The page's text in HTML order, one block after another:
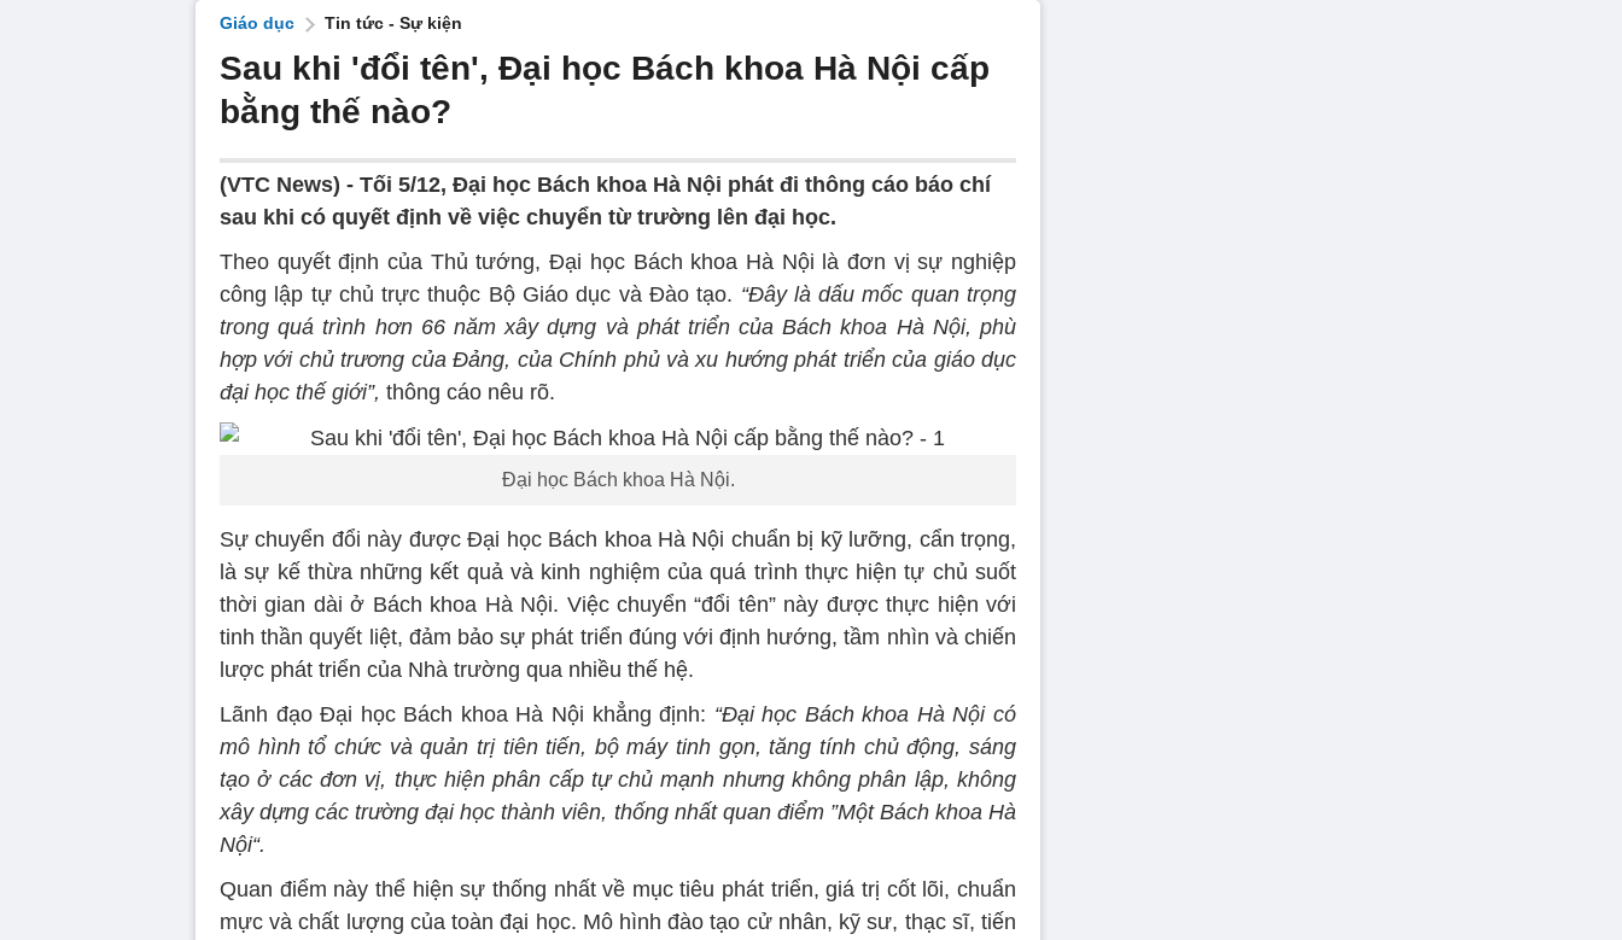
Giáo dục Tin tức - Sự kiện
Sau khi 'đổi tên', Đại học Bách khoa Hà Nội cấp
bằng thế nào?
(VTC News) - Tối 5/12, Đại học Bách khoa Hà Nội phát đi thông cáo báo chí
sau khi có quyết định về việc chuyển từ trường lên đại học.
Theo quyết định của Thủ tướng, Đại học Bách khoa Hà Nội là đơn vị sự nghiệp
công lập tự chủ trực thuộc Bộ Giáo dục và Đào tạo. “Đây là dấu mốc quan trọng
trong quá trình hơn 66 năm xây dựng và phát triển của Bách khoa Hà Nội, phù
hợp với chủ trương của Đảng, của Chính phủ và xu hướng phát triển của giáo dục
đại học thế giới”, thông cáo nêu rõ.
Đại học Bách khoa Hà Nội.
Sự chuyển đổi này được Đại học Bách khoa Hà Nội chuẩn bị kỹ lưỡng, cẩn trọng,
là sự kế thừa những kết quả và kinh nghiệm của quá trình thực hiện tự chủ suốt
thời gian dài ở Bách khoa Hà Nội. Việc chuyển “đổi tên” này được thực hiện với
tinh thần quyết liệt, đảm bảo sự phát triển đúng với định hướng, tầm nhìn và chiến
lược phát triển của Nhà trường qua nhiều thế hệ.
Lãnh đạo Đại học Bách khoa Hà Nội khẳng định: “Đại học Bách khoa Hà Nội có
mô hình tổ chức và quản trị tiên tiến, bộ máy tinh gọn, tăng tính chủ động, sáng
tạo ở các đơn vị, thực hiện phân cấp tự chủ mạnh nhưng không phân lập, không
xây dựng các trường đại học thành viên, thống nhất quan điểm ”Một Bách khoa Hà
Nội“.
Quan điểm này thể hiện sự thống nhất về mục tiêu phát triển, giá trị cốt lõi, chuẩn
mực và chất lượng của toàn đại học. Mô hình đào tạo cử nhân, kỹ sư, thạc sĩ, tiến